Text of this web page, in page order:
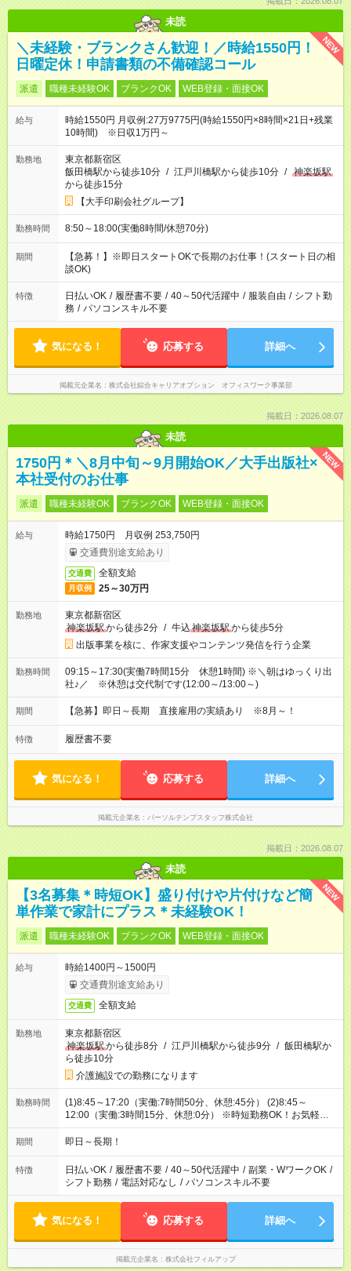
未読
NEW
＼未経験・ブランクさん歓迎！／時給1550円！
日曜定休！申請書類の不備確認コール
派遣 職種未経験OK ブランクOK WEB登録・面接OK
給与
時給1550円 月収例:27万9775円(時給1550円×8時間×21日+残業
10時間) ※日収1万円～
勤務地
東京都新宿区
飯田橋駅から徒歩10分 / 江戸川橋駅から徒歩10分 / 神楽坂駅
から徒歩15分
【大手印刷会社グループ】
勤務時間 8:50～18:00(実働8時間/休憩70分)
期間
【急募！】※即日スタートOKで長期のお仕事！(スタート日の相
談OK)
特徴 日払いOK / 履歴書不要 / 40～50代活躍中 / 服装自由 / シフト勤
務 / パソコンスキル不要
気になる！ 応募する 詳細へ
掲載元企業名 株式会社綜合キャリアオプション オフィスワーク事業部
掲載日：2026.08.07
未読
NEW
1750円＊＼8月中旬～9月開始OK／大手出版社×
本社受付のお仕事
派遣 職種未経験OK ブランクOK WEB登録・面接OK
給与
時給1750円 月収例 253,750円
交通費別途支給あり
交通費 全額支給
月収例 25～30万円
勤務地
東京都新宿区
神楽坂駅から徒歩2分 / 牛込 神楽坂駅から徒歩5分
出版事業を核に、作家支援やコンテンツ発信を行う企業
勤務時間
09:15～17:30(実働7時間15分 休憩1時間) ※＼朝はゆっくり出
社♪／ ※休憩は交代制です(12:00～/13:00～)
期間 【急募】即日～長期 直接雇用の実績あり ※8月～！
特徴 履歴書不要
気になる！ 応募する 詳細へ
掲載元企業名 パーソルテンプスタッフ株式会社
掲載日：2026.08.07
未読
NEW
【3名募集＊時短OK】盛り付けや片付けなど簡
単作業で家計にプラス＊未経験OK！
派遣 職種未経験OK ブランクOK WEB登録・面接OK
給与
時給1400円～1500円
交通費別途支給あり
交通費 全額支給
勤務地
東京都新宿区
神楽坂駅から徒歩8分 / 江戸川橋駅から徒歩9分 / 飯田橋駅か
ら徒歩10分
介護施設での勤務になります
勤務時間
(1)8:45～17:20（実働:7時間50分、休憩:45分） (2)8:45～
12:00（実働:3時間15分、休憩:0分） ※時短勤務OK！お気軽にご
相談ください。
期間 即日～長期！
特徴 日払いOK / 履歴書不要 / 40～50代活躍中 / 副業・WワークOK /
シフト勤務 / 電話対応なし / パソコンスキル不要
気になる！ 応募する 詳細へ
掲載元企業名 株式会社フィルアップ